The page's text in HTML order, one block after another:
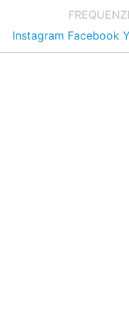
Instagram Facebook